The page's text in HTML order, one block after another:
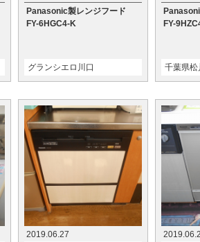
Panasonic製レンジフード
FY-6HGC4-K
グランシエロ川口
FY-
千葉県松
2019.06.27